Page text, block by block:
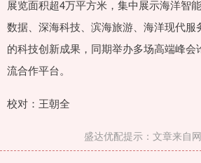
展览面积超4万平方米，集中展示海洋智
数据、深海科技、滨海旅游、海洋现代服
的科技创新成果，同期举办多场高端峰会
流合作平台。
校对：王朝全
盛达优配提示：文章来自